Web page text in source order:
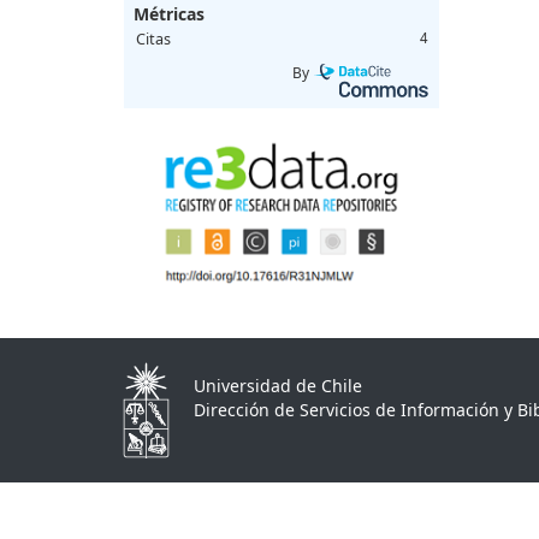
Métricas
Citas 4
By
Universidad de Chile
Dirección de Servicios de Información y